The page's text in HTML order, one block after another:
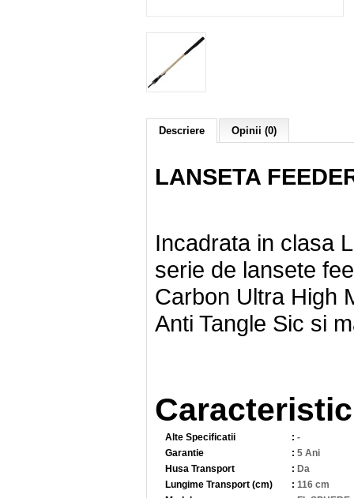
Descriere Opinii (0)
LANSETA
Incadrata in clasa
serie de lansete
Carbon Ultra High
Anti Tangle Sic si
Alte Specificatii : -
Garantie
: 5 Ani
Husa Transport
: Da
Lungime Transport (cm)
: 116 cm